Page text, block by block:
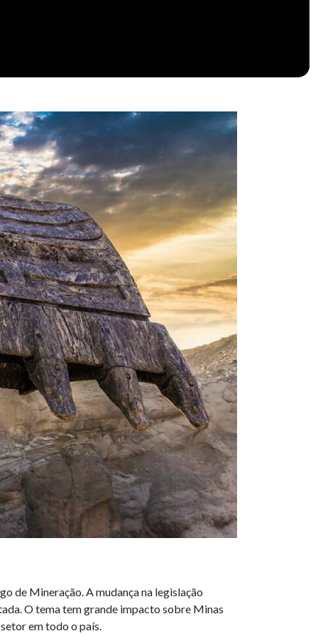
de Mineração. A mudança na legislação
O tema tem grande impacto sobre Minas
em todo o país.